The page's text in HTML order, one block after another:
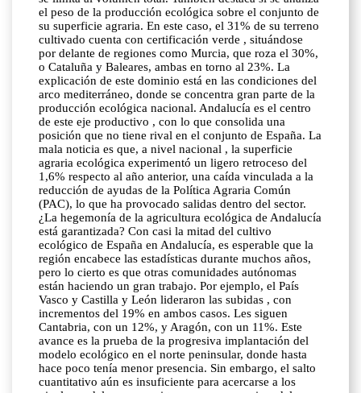
el peso de la producción ecológica sobre el conjunto de
su superficie agraria. En este caso, el 31% de su terreno
cultivado cuenta con certificación verde , situándose
por delante de regiones como Murcia, que roza el 30%,
o Cataluña y Baleares, ambas en torno al 23%. La
explicación de este dominio está en las condiciones del
arco mediterráneo, donde se concentra gran parte de la
producción ecológica nacional. Andalucía es el centro
de este eje productivo , con lo que consolida una
posición que no tiene rival en el conjunto de España. La
mala noticia es que, a nivel nacional , la superficie
agraria ecológica experimentó un ligero retroceso del
1,6% respecto al año anterior, una caída vinculada a la
reducción de ayudas de la Política Agraria Común
(PAC), lo que ha provocado salidas dentro del sector.
¿La hegemonía de la agricultura ecológica de Andalucía
está garantizada? Con casi la mitad del cultivo
ecológico de España en Andalucía, es esperable que la
región encabece las estadísticas durante muchos años,
pero lo cierto es que otras comunidades autónomas
están haciendo un gran trabajo. Por ejemplo, el País
Vasco y Castilla y León lideraron las subidas , con
incrementos del 19% en ambos casos. Les siguen
Cantabria, con un 12%, y Aragón, con un 11%. Este
avance es la prueba de la progresiva implantación del
modelo ecológico en el norte peninsular, donde hasta
hace poco tenía menor presencia. Sin embargo, el salto
cuantitativo aún es insuficiente para acercarse a los